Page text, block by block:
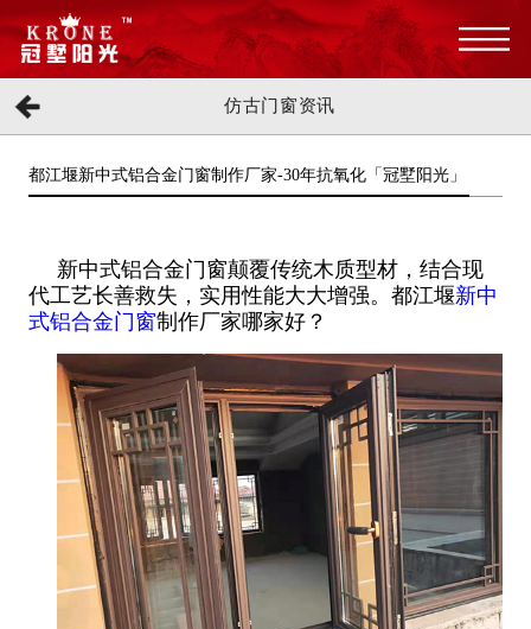
仿古门窗资讯
都江堰新中式铝合金门窗制作厂家-30年抗氧化「冠墅阳光」
新中式铝合金门窗颠覆传统木质型材，结合现
代工艺长善救失，实用性能大大增强。都江堰新中
式铝合金门窗制作厂家哪家好？